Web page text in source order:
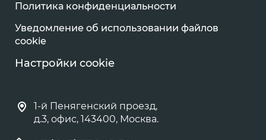
Политика конфиденциальности
Уведомление об использовании файлов
cookie
Настройки cookie
1-й Пенягенский проезд,
д.3, офис, 143400, Москва.